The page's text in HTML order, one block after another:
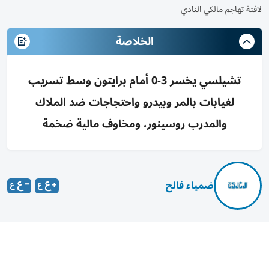
لافتة تهاجم مالكي النادي
الخلاصة
تشيلسي يخسر 3-0 أمام برايتون وسط تسريب
لغيابات بالمر وبيدرو واحتجاجات ضد الملاك
والمدرب روسينور، ومخاوف مالية ضخمة
ضمياء فالح